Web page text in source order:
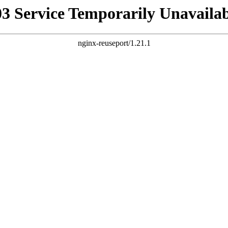
Service Temporarily
nginx-reuseport/1.21.1